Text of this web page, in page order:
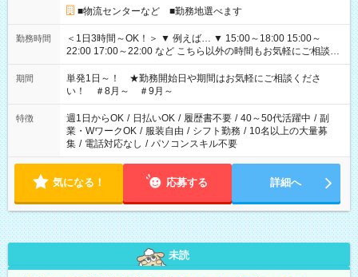
■物流センターなど ■勤務地選べます
勤務時間
＜1日3時間～OK！＞ ▼ 例えば… ▼ 15:00～18:00 15:00～
22:00 17:00～22:00 など こちら以外の時間もお気軽にご相談く
ださい！
期間
単発1日～！ ★勤務開始日や期間はお気軽にご相談くださ
い！ ＃8月～ ＃9月～
特徴 週1日からOK / 日払いOK / 履歴書不要 / 40～50代活躍中 / 副
業・WワークOK / 服装自由 / シフト勤務 / 10名以上の大量募
集 / 電話対応なし / パソコンスキル不要
気になる！ 応募する 詳細へ
未読